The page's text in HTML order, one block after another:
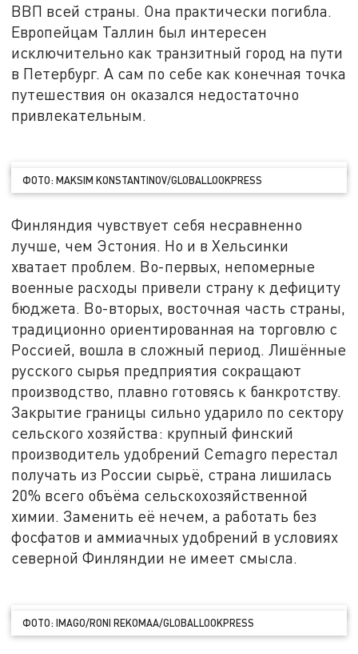
ВВП всей страны. Она практически погибла.
Европейцам Таллин был интересен
исключительно как транзитный город на пути
в Петербург. А сам по себе как конечная точка
путешествия он оказался недостаточно
привлекательным.
ФОТО: MAKSIM KONSTANTINOV/GLOBALLOOKPRESS
Финляндия чувствует себя несравненно
лучше, чем Эстония. Но и в Хельсинки
хватает проблем. Во-первых, непомерные
военные расходы привели страну к дефициту
бюджета. Во-вторых, восточная часть страны,
традиционно ориентированная на торговлю с
Россией, вошла в сложный период. Лишённые
русского сырья предприятия сокращают
производство, плавно готовясь к банкротству.
Закрытие границы сильно ударило по сектору
сельского хозяйства: крупный финский
производитель удобрений Cemagro перестал
получать из России сырьё, страна лишилась
20% всего объёма сельскохозяйственной
химии. Заменить её нечем, а работать без
фосфатов и аммиачных удобрений в условиях
северной Финляндии не имеет смысла.
ФОТО: IMAGO/RONI REKOMAA/GLOBALLOOKPRESS